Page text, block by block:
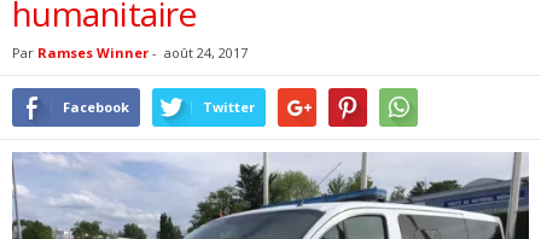
humanitaire
Par Ramses Winner - août 24, 2017
Facebook Twitter